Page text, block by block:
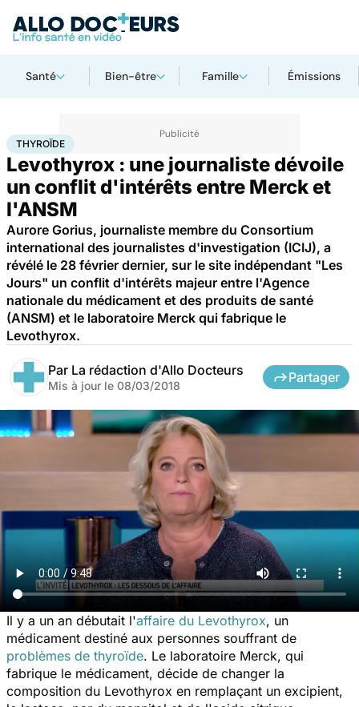
Santé Bien-être Famille Émissions
AccueilSantéMédicaments Thyroïde
THYROÏDE
Levothyrox : une journaliste dévoile
un conflit d'intérêts entre Merck et
l'ANSM
Aurore Gorius, journaliste membre du Consortium
international des journalistes d'investigation (ICIJ), a
révélé le 28 février dernier, sur le site indépendant "Les
Jours" un conflit d'intérêts majeur entre l'Agence
nationale du médicament et des produits de santé
(ANSM) et le laboratoire Merck qui fabrique le
Levothyrox.
Par La rédaction d'Allo Docteurs
Mis à jour le 08/03/2018
Partager
Il y a un an débutait l'affaire du Levothyrox, un
médicament destiné aux personnes souffrant de
problèmes de thyroïde. Le laboratoire Merck, qui
fabrique le médicament, décide de changer la
composition du Levothyrox en remplaçant un excipient,